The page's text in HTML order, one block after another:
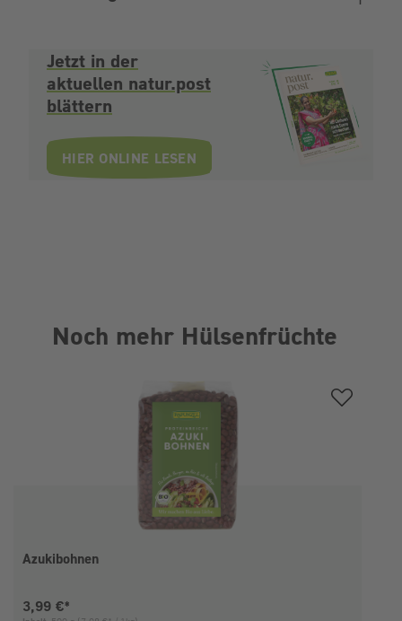
Jetzt in der
aktuellen natur.post
blättern
HIER ONLINE LESEN
Noch mehr Hülsenfrüchte
Azukibohnen
Aktueller Preis:
3,99 €*